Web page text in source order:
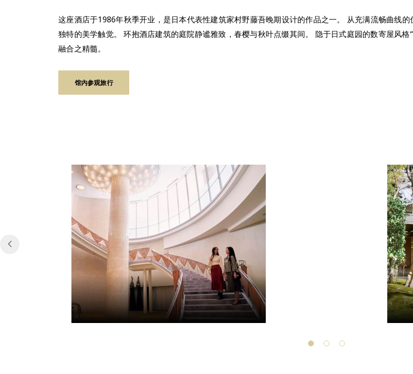
这座酒店于1986年秋季开业，是日本代表性建筑家村野藤吾晚期设计的作品之一。 从充满流畅曲线
独特的美学触觉。 环抱酒店建筑的庭院静谧雅致，春樱与秋叶点缀其间。 隐于日式庭园的数寄屋风
融合之精髓。
馆内参观旅行